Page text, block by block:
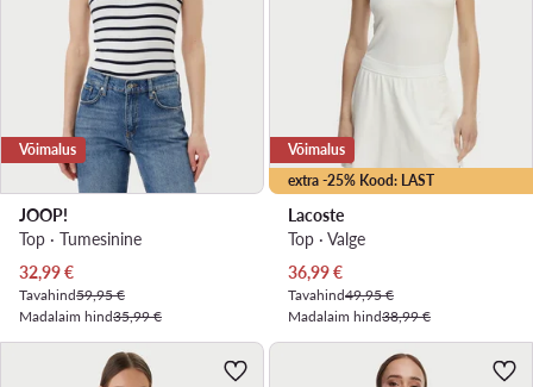
Võimalus
JOOP!
Top · Tumesinine
Praegune hind
32,99€
Tavahind59,95 €
Madalaim hind35,99 €
extra -25% Kood: LAST
Võimalus
Lacoste
Top · Valge
Praegune hind
36,99€
Tavahind49,95 €
Madalaim hind38,99 €